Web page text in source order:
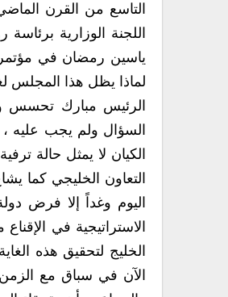
التاسع من القرن
اللجنة الوزارية
ياسين رمضان في
لماذا يظل هذا المجلس
الرئيس مبارك تحسس
السؤال ولم يجب عليه ،
الكيان لا يمثل حالة
التعاون الخليجي كما
اليوم وغداً إلا فرض
الاستراتيجية في
الخليج لتحقيق هذه
الآن في سباق مع